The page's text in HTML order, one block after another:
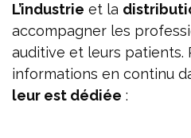
L’industrie et la
accompagner les
auditive et leurs patients.
informations en continu
leur est dédiée :